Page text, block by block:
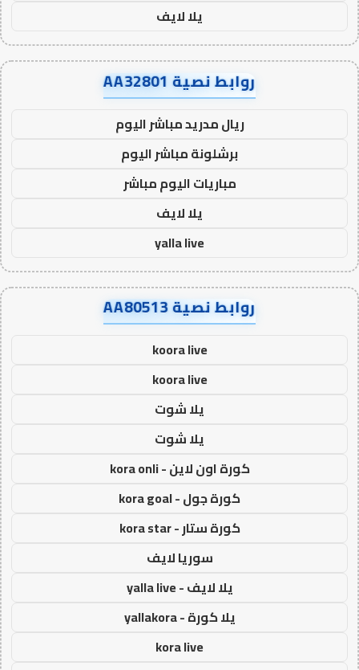
يلا لايف
روابط نصية AA32801
ريال مدريد مباشر اليوم
برشلونة مباشر اليوم
مباريات اليوم مباشر
يلا لايف
yalla live
روابط نصية AA80513
koora live
koora live
يلا شوت
يلا شوت
كورة اون لاين - kora onli
كورة جول - kora goal
كورة ستار - kora star
سوريا لايف
يلا لايف - yalla live
يلا كورة - yallakora
kora live